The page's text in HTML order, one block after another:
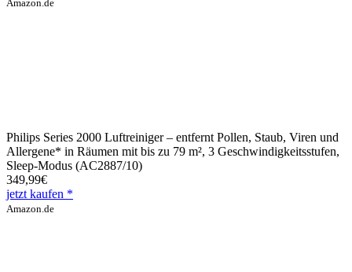
Amazon.de
Philips Series 2000 Luftreiniger – entfernt Pollen, Staub, Viren und
Allergene* in Räumen mit bis zu 79 m², 3 Geschwindigkeitsstufen,
Sleep-Modus (AC2887/10)
349,99€
jetzt kaufen *
Amazon.de